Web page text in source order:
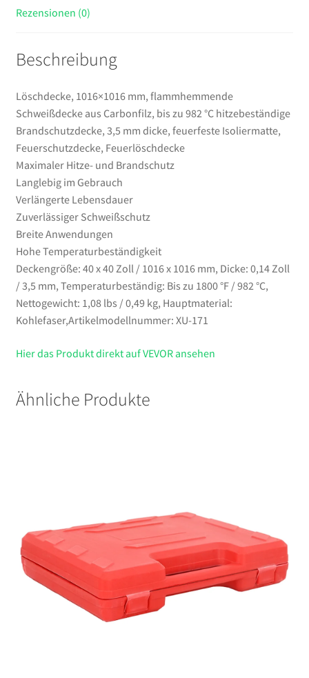
mm
Isoliermatte,
Feuerlöschdecke
Menge
Rezensionen (0)
Beschreibung
Löschdecke, 1016×1016 mm, flammhemmende
Schweißdecke aus Carbonfilz, bis zu 982 °C hitzebeständige
Brandschutzdecke, 3,5 mm dicke, feuerfeste Isoliermatte,
Feuerschutzdecke, Feuerlöschdecke
Maximaler Hitze- und Brandschutz
Langlebig im Gebrauch
Verlängerte Lebensdauer
Zuverlässiger Schweißschutz
Breite Anwendungen
Hohe Temperaturbeständigkeit
Deckengröße: 40 x 40 Zoll / 1016 x 1016 mm, Dicke: 0,14 Zoll
/ 3,5 mm, Temperaturbeständig: Bis zu 1800 °F / 982 °C,
Nettogewicht: 1,08 lbs / 0,49 kg, Hauptmaterial:
Kohlefaser,Artikelmodellnummer: XU-171
Hier das Produkt direkt auf VEVOR ansehen
Ähnliche Produkte